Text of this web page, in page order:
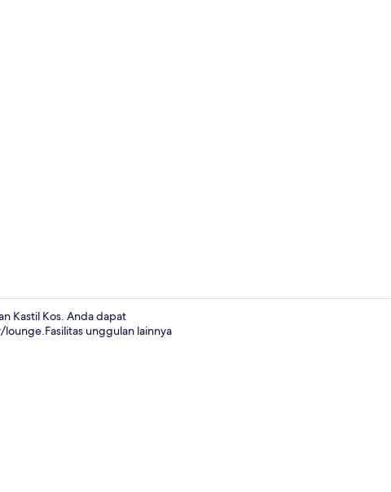
Kastil Kos. Anda dapat
unggulan lainnya